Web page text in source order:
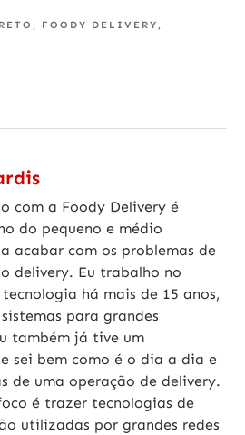
, FOODY DELIVERY ,
com a Foody Delivery é
do pequeno e médio
acabar com os problemas de
delivery. Eu trabalho no
há mais de 15 anos,
para grandes
também já tive um
sei bem como é o dia a dia e
de uma operação de delivery.
é trazer tecnologias de
utilizadas por grandes redes